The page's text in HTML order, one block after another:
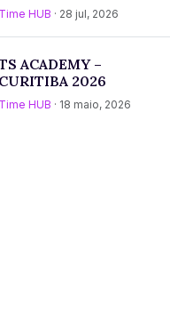
Time HUB · 28 jul, 2026
ACADEMY –
CURITIBA 2026
Time HUB · 18 maio, 2026